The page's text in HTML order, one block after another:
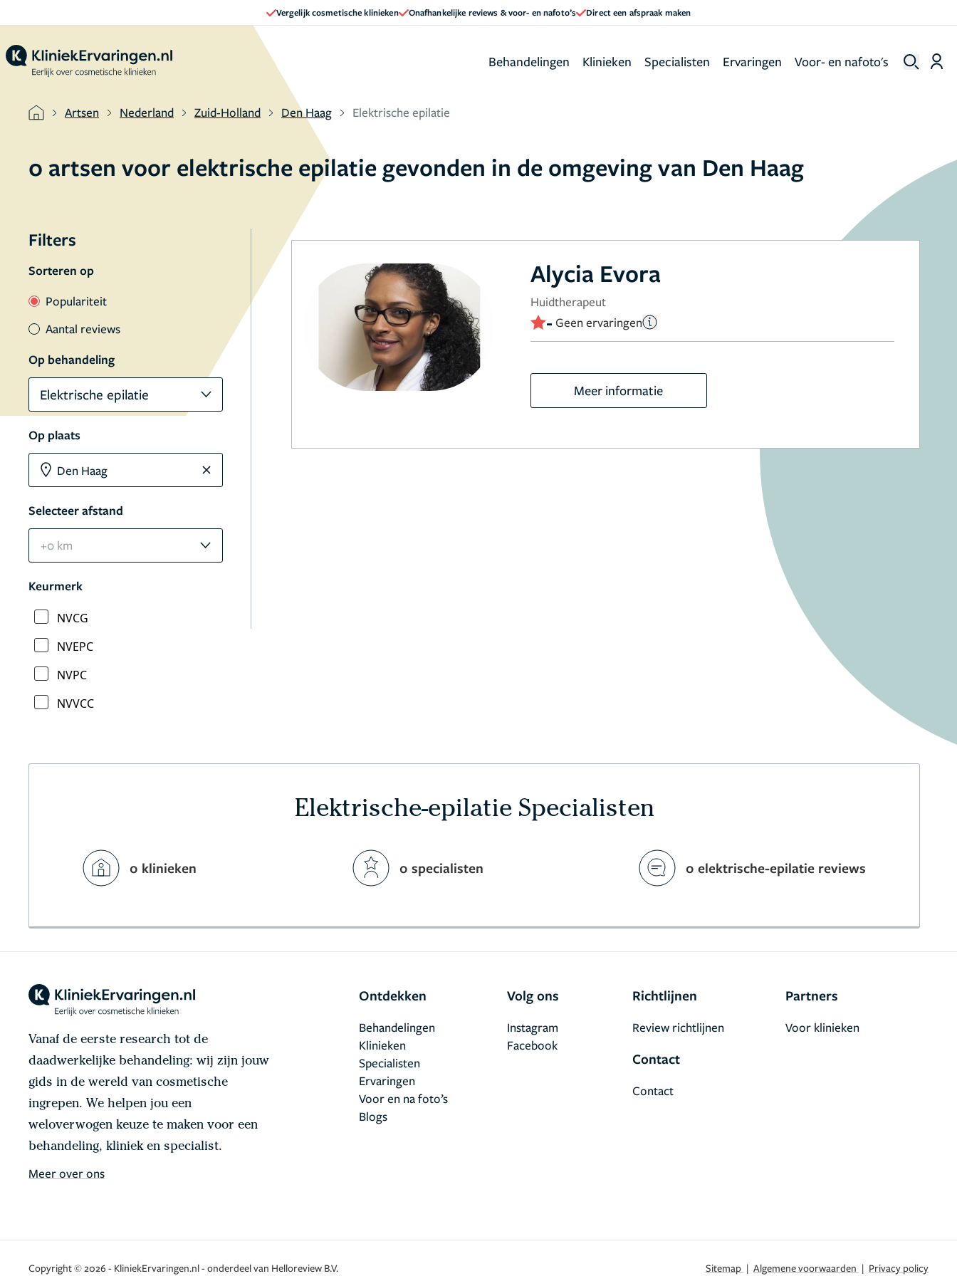
Vergelijk cosmetische klinieken Onafhankelijke reviews & voor- en nafoto’s Direct een afspraak maken
Behandelingen Klinieken Specialisten Ervaringen Voor- en nafoto's
Artsen Nederland Zuid-Holland Den Haag Elektrische epilatie
0 artsen voor elektrische epilatie gevonden in de omgeving van Den Haag
Filters
Sorteren op
Populariteit
Aantal reviews
Op behandeling
Elektrische epilatie
Op plaats
Selecteer afstand
+0 km
Keurmerk
NVCG
NVEPC
NVPC
NVVCC
Alycia Evora
Huidtherapeut
- Geen ervaringen
Meer informatie
Elektrische-epilatie Specialisten
0 klinieken 0 specialisten 0 elektrische-epilatie reviews
Vanaf de eerste research tot de
daadwerkelijke behandeling: wij zijn jouw
gids in de wereld van cosmetische
ingrepen. We helpen jou een
weloverwogen keuze te maken voor een
behandeling, kliniek en specialist.
Meer over ons
Ontdekken
Behandelingen
Klinieken
Specialisten
Ervaringen
Voor en na foto’s
Blogs
Volg ons
Facebook
Instagram
Richtlijnen
Review richtlijnen
Contact
Contact
Partners
Voor klinieken
Copyright © 2026 - KliniekErvaringen.nl - onderdeel van Helloreview B.V. Sitemap | Algemene voorwaarden | Privacy policy